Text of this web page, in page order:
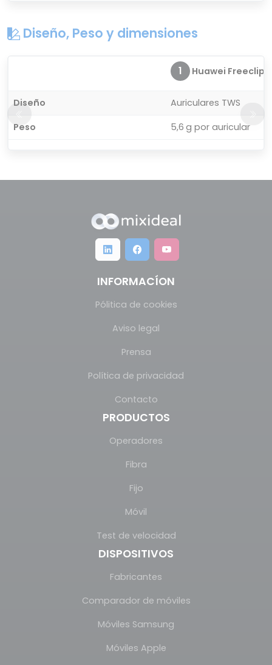
Diseño, Peso y dimensiones
1 Huawei Freeclip
Diseño
Auriculares TWS
Peso
5,6 g por auricular
INFORMACÍON
Pólitica de cookies
Aviso legal
Prensa
Política de privacidad
Contacto
PRODUCTOS
Operadores
Fibra
Fijo
Móvil
Test de velocidad
DISPOSITIVOS
Fabricantes
Comparador de móviles
Móviles Samsung
Móviles Apple